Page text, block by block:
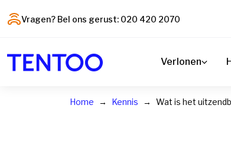
Vragen? Bel ons gerust: 020 420 2070
Verlonen
Home Kennis Wat is het